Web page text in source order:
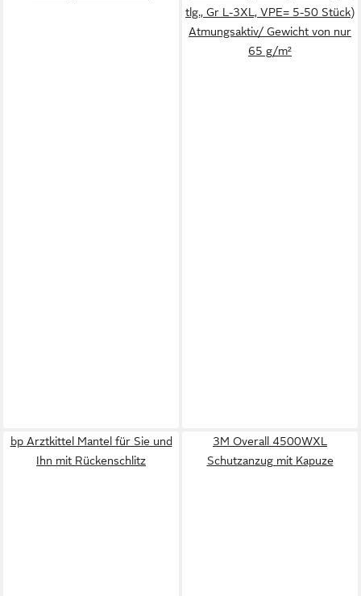
tlg., Gr L-3XL, VPE= 5-50 Stück)
Atmungsaktiv/ Gewicht von nur
65 g/m²
bp Arztkittel Mantel für Sie und
Ihn mit Rückenschlitz
3M Overall 4500WXL
Schutzanzug mit Kapuze